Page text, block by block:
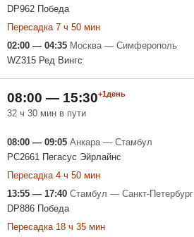
DP962 Победа
Пересадка 7 ч 50 мин
02:00 — 04:35 Москва — Симферополь
WZ315 Ред Вингс
08:00 — 15:30+1день
32 ч 30 мин в пути
08:00 — 09:05 Анкара — Стамбул
PC2661 Пегасус Эйрлайнс
Пересадка 4 ч 50 мин
13:55 — 17:40 Стамбул — Санкт-Петербург
DP886 Победа
Пересадка 18 ч 35 мин